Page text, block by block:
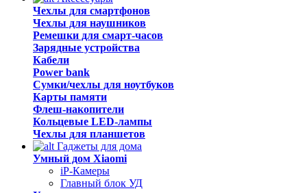
Чехлы для смартфонов
Чехлы для наушников
Ремешки для смарт-часов
Зарядные устройства
Кабели
Power bank
Сумки/чехлы для ноутбуков
Карты памяти
Флеш-накопители
Кольцевые LED-лампы
Чехлы для планшетов
Гаджеты для дома
Умный дом Xiaomi
iP-Камеры
Главный блок УД